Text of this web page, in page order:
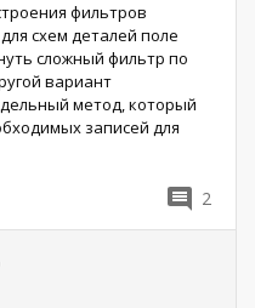
фильтров
схем деталей поле
сложный фильтр по
вариант
метод, который
записей для
2